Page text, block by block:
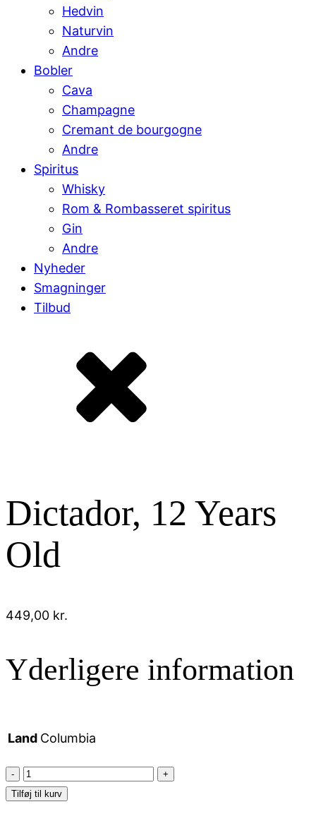
Hedvin
Naturvin
Andre
Bobler
Cava
Champagne
Cremant de bourgogne
Andre
Spiritus
Whisky
Rom & Rombasseret spiritus
Gin
Andre
Nyheder
Smagninger
Tilbud
Dictador, 12 Years
Old
449,00 kr.
Yderligere information
Land Columbia
Dictador,
12
Tilføj til kurv